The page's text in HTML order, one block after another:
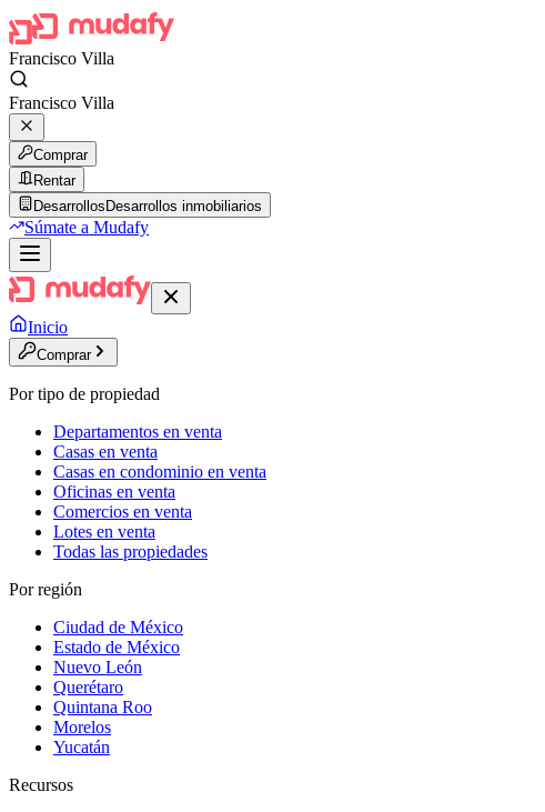
Francisco Villa
Francisco Villa
Comprar
Rentar
Desarrollos Desarrollos inmobiliarios
Súmate a Mudafy
Inicio
Comprar
Por tipo de propiedad
Departamentos en venta
Casas en venta
Casas en condominio en venta
Oficinas en venta
Comercios en venta
Lotes en venta
Todas las propiedades
Por región
Ciudad de México
Estado de México
Nuevo León
Querétaro
Quintana Roo
Morelos
Yucatán
Recursos